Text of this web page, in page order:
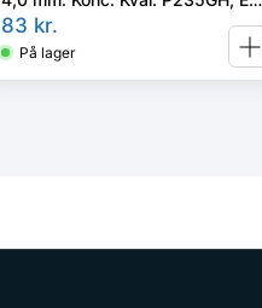
10253-2 type B
83 kr.
På lager